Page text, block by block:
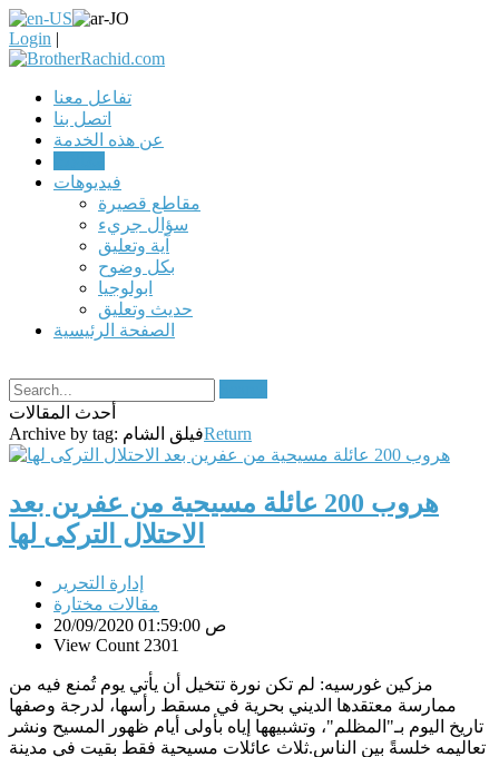
Login |
تفاعل معنا
اتصل بنا
عن هذه الخدمة
فيديوهات
مقاطع قصيرة
سؤال جريء
آية وتعليق
بكل وضوح
ابولوجيا
حديث وتعليق
الصفحة الرئيسية
أحدث المقالات
Archive by tag: فيلق الشامReturn
هروب 200 عائلة مسيحية من عفرين بعد
الاحتلال التركى لها
إدارة التحرير
مقالات مختارة
20/09/2020 01:59:00 ص
View Count 2301
مزكين غورسيه: لم تكن نورة تتخيل أن يأتي يوم تُمنع فيه من
ممارسة معتقدها الديني بحرية في مسقط رأسها، لدرجة وصفها
تاريخ اليوم بـ"المظلم"، وتشبيهها إياه بأولى أيام ظهور المسيح ونشر
تعاليمه خلسةً بين الناس.ثلاث عائلات مسيحية فقط بقيت في مدينة